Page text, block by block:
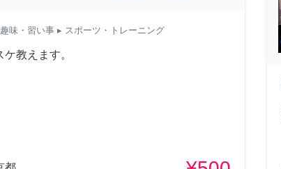
趣味・習い事 ▸ スポーツ・トレーニング
ケ教えます。